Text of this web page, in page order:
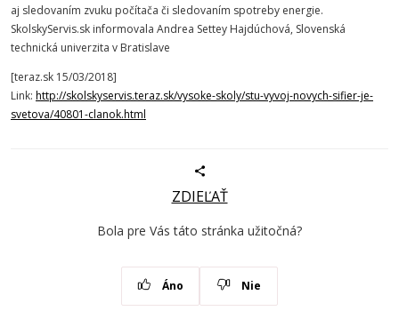
aj sledovaním zvuku počítača či sledovaním spotreby energie.
SkolskyServis.sk informovala Andrea Settey Hajdúchová, Slovenská
technická univerzita v Bratislave
[teraz.sk 15/03/2018]
Link: http://skolskyservis.teraz.sk/vysoke-skoly/stu-vyvoj-novych-sifier-je-
svetova/40801-clanok.html
ZDIEĽAŤ
Bola pre Vás táto stránka užitočná?
Áno Nie